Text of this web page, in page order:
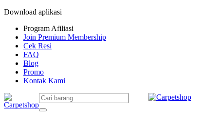
Download aplikasi
Program Afiliasi
Join Premium Membership
Cek Resi
FAQ
Blog
Promo
Kontak Kami